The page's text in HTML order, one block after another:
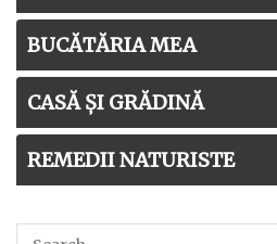
BUCĂTĂRIA MEA
CASĂ ȘI GRĂDINĂ
REMEDII NATURISTE